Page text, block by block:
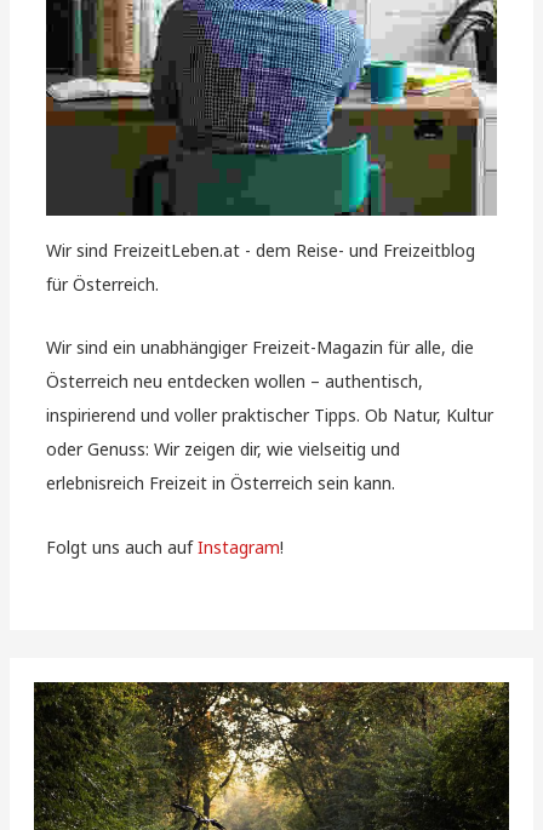
Wir sind FreizeitLeben.at - dem Reise- und Freizeitblog
für Österreich.
Wir sind ein unabhängiger Freizeit-Magazin für alle, die
Österreich neu entdecken wollen – authentisch,
inspirierend und voller praktischer Tipps. Ob Natur, Kultur
oder Genuss: Wir zeigen dir, wie vielseitig und
erlebnisreich Freizeit in Österreich sein kann.
Folgt uns auch aufInstagram!